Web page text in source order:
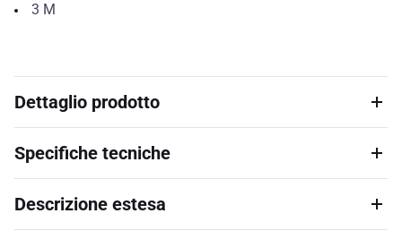
3 M
Dettaglio prodotto
Specifiche tecniche
Descrizione estesa